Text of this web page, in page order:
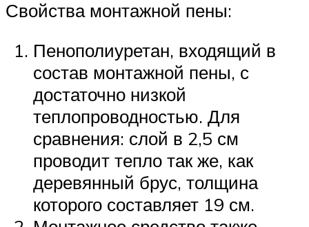
Свойства монтажной пены:
Пенополиуретан, входящий в
состав монтажной пены, с
достаточно низкой
теплопроводностью. Для
сравнения: слой в 2,5 см
проводит тепло так же, как
деревянный брус, толщина
которого составляет 19 см.